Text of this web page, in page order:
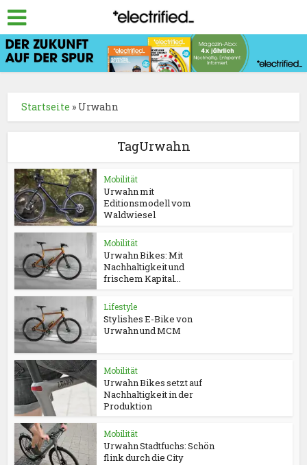
Startseite » Urwahn
TagUrwahn
Mobilität
Urwahn mit
Editionsmodell vom
Waldwiesel
Mobilität
Urwahn Bikes: Mit
Nachhaltigkeit und
frischem Kapital...
Lifestyle
Stylishes E-Bike von
Urwahn und MCM
Mobilität
Urwahn Bikes setzt auf
Nachhaltigkeit in der
Produktion
Mobilität
Urwahn Stadtfuchs: Schön
flink durch die City